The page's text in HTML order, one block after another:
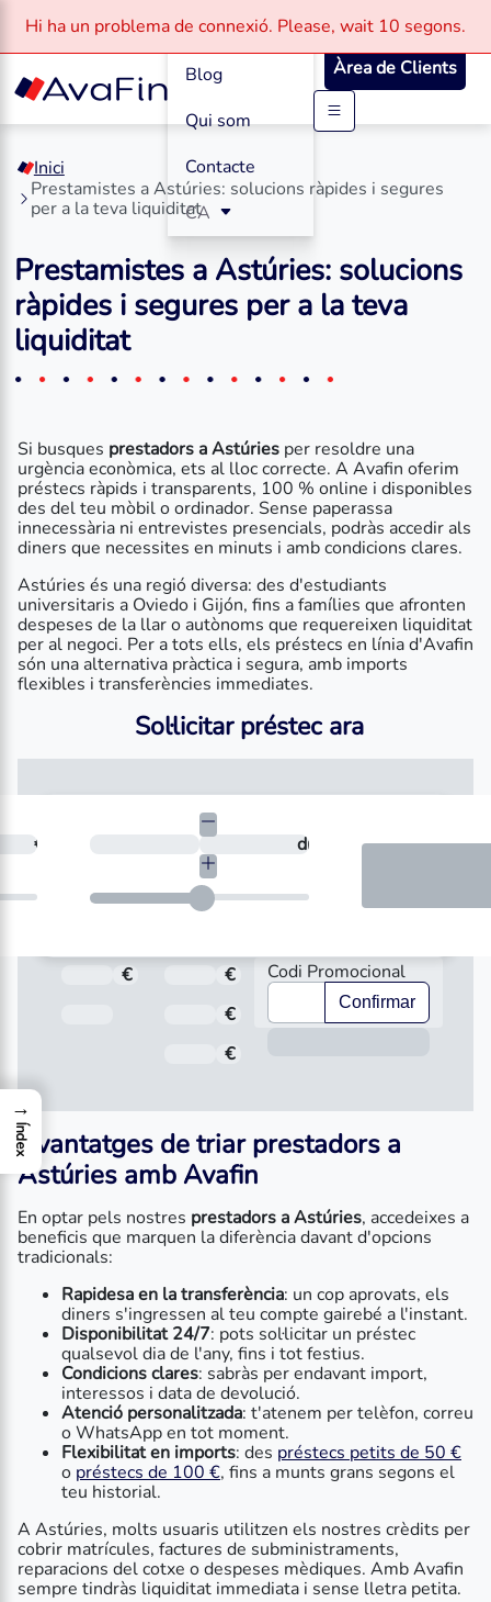
Saltar
contingut
Hi ha un problema de connexió. Please, wait 10 segons.
Blog
Qui som
Contacte
CA
Àrea de Clients
Inici
Prestamistes a Astúries: solucions ràpides i segures
per a la teva liquiditat
Prestamistes a Astúries: solucions
ràpides i segures per a la teva
liquiditat
Si busques prestadors a Astúries per resoldre una
urgència econòmica, ets al lloc correcte. A Avafin oferim
préstecs ràpids i transparents, 100 % online i disponibles
des del teu mòbil o ordinador. Sense paperassa
innecessària ni entrevistes presencials, podràs accedir als
diners que necessites en minuts i amb condicions clares.
Astúries és una regió diversa: des d'estudiants
universitaris a Oviedo i Gijón, fins a famílies que afronten
despeses de la llar o autònoms que requereixen liquiditat
per al negoci. Per a tots ells, els préstecs en línia d'Avafin
són una alternativa pràctica i segura, amb imports
flexibles i transferències immediates.
Sol·licitar préstec ara
€ En quants dies vols tornar-ho?
dies
Total a pagar
€ Import
€
Data de venciment
€
€
Codi Promocional
Confirmar
Avantatges de triar prestadors a
Astúries amb Avafin
En optar pels nostres prestadors a Astúries, accedeixes a
beneficis que marquen la diferència davant d'opcions
tradicionals:
Rapidesa en la transferència: un cop aprovats, els
diners s'ingressen al teu compte gairebé a l'instant.
Disponibilitat 24/7: pots sol·licitar un préstec
qualsevol dia de l'any, fins i tot festius.
Condicions clares: sabràs per endavant import,
interessos i data de devolució.
Atenció personalitzada: t'atenem per telèfon, correu
o WhatsApp en tot moment.
Flexibilitat en imports: des préstecs petits de 50 €
o préstecs de 100 €, fins a munts grans segons el
teu historial.
A Astúries, molts usuaris utilitzen els nostres crèdits per
cobrir matrícules, factures de subministraments,
reparacions del cotxe o despeses mèdiques. Amb Avafin
sempre tindràs liquiditat immediata i sense lletra petita.
→
Índex